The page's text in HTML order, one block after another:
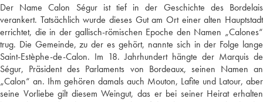
Der Name Calon Ségur ist tief in der Geschichte des Bordelais
verankert. Tatsächlich wurde dieses Gut am Ort einer alten Hauptstadt
errichtet, die in der gallisch-römischen Epoche den Namen „Calones“
trug. Die Gemeinde, zu der es gehört, nannte sich in der Folge lange
Saint-Estèphe-de-Calon. Im 18. Jahrhundert hängte der Marquis de
Ségur, Präsident des Parlaments von Bordeaux, seinen Namen an
„Calon“ an. Ihm gehören damals auch Mouton, Lafite und Latour, aber
seine Vorliebe gilt diesem Weingut, das er bei seiner Heirat erhalten